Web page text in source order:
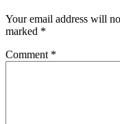
Your email address will
marked *
Comment *